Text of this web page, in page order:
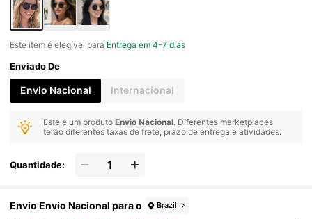
Este item é elegível para Entrega em 4-7 dias
Enviado De
Envio Nacional Internacional
Este é um produtoEnvio Nacional. Diferentes marketplaces
terão diferentes taxas de frete, prazo de entrega e atividades.
Quantidade:
Envio Envio Nacional para o Brazil